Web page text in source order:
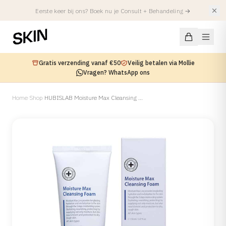
Eerste keer bij ons? Boek nu je Consult + Behandeling →
Acne Littekens
Hyperpigmentatie
Atopisch Eczeem
Behandelingen
Summer Treatments
Injectables
Spierverslappers
Locaties
Gratis verzending vanaf €50
Veilig betalen via Mollie
Vragen? WhatsApp ons
Home Shop HUBISLAB Moisture Max Cleansing Foam